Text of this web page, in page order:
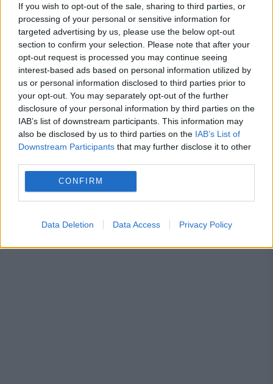
If you wish to opt-out of the sale, sharing to third parties, or
processing of your personal or sensitive information for
targeted advertising by us, please use the below opt-out
section to confirm your selection. Please note that after your
opt-out request is processed you may continue seeing
interest-based ads based on personal information utilized by
us or personal information disclosed to third parties prior to
your opt-out. You may separately opt-out of the further
disclosure of your personal information by third parties on the
IAB’s list of downstream participants. This information may
also be disclosed by us to third parties on the IAB’s List of
Downstream Participants that may further disclose it to other
CONFIRM
Data Deletion Data Access Privacy Policy
România, în pericol de blackout? Expert
în energie: „Trebuie să accelerăm cât se
poate de repede acele investiții”
Cum verifici dacă ai datorii la Primărie?
Metoda prin care afli online dacă ai
restanțe la taxe și impozite
pensii speciale